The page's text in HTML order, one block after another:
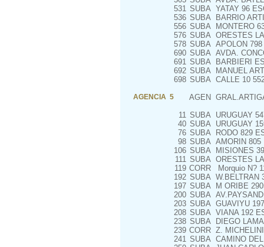
531 SUBA YATAY 96
536 SUBA BARRIO
556 SUBA MONTERO
576 SUBA ORESTES
578 SUBA APOLON
690 SUBA AVDA.
691 SUBA BARBIERI
692 SUBA MANUEL
698 SUBA CALLE 10
AGENCIA 5 AGEN
11 SUBA URUGUAY
40 SUBA URUGUAY
76 SUBA RODO 829
98 SUBA AMORIN 805
106 SUBA MISIONES
111 SUBA ORESTES
119 CORR Morquio N?
192 SUBA W.BELTRAN
197 SUBA M ORIBE
200 SUBA
203 SUBA GUAVIYU
208 SUBA VIANA 192
238 SUBA DIEGO
239 CORR Z.
241 SUBA CAMINO